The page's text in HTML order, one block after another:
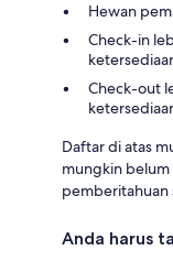
Hewan
Check-in
Check-out
Daftar di atas
mungkin
pemberitahuan
Anda harus